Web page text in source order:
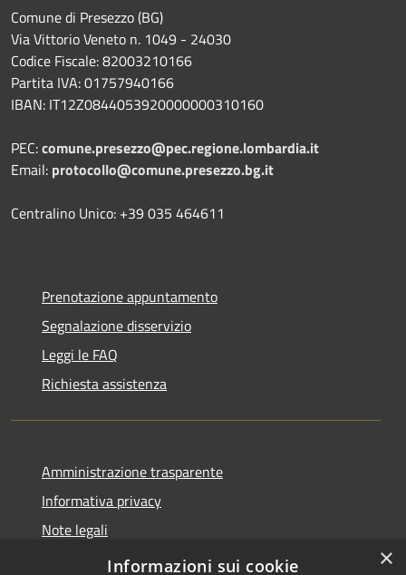
Comune di Presezzo (BG)
Via Vittorio Veneto n. 1049 - 24030
Codice Fiscale: 82003210166
Partita IVA: 01757940166
IBAN: IT12Z0844053920000000310160
PEC:comune.presezzo@pec.regione.lombardia.it
Email: protocollo@comune.presezzo.bg.it
Centralino Unico: +39 035 464611
Prenotazione appuntamento
Segnalazione disservizio
Leggi le FAQ
Richiesta assistenza
Amministrazione trasparente
Informativa privacy
Note legali
Dichiarazione di accessibilità
×
Informazioni sui cookie